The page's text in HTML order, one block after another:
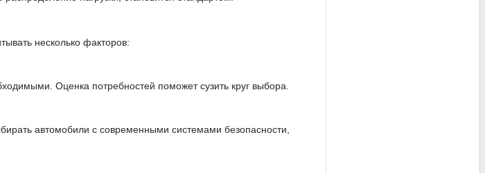
несколько факторов:
Оценка потребностей поможет сузить круг выбора.
автомобили с современными системами безопасности,